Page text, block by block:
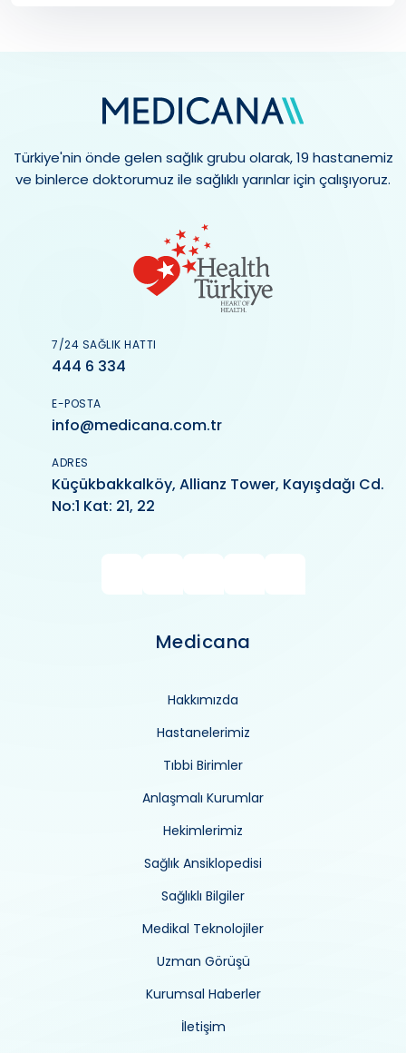
Türkiye'nin önde gelen sağlık grubu olarak, 19 hastanemiz
ve binlerce doktorumuz ile sağlıklı yarınlar için çalışıyoruz.
7/24 SAĞLIK HATTI
444 6 334
E-POSTA
info@medicana.com.tr
ADRES
Küçükbakkalköy, Allianz Tower, Kayışdağı Cd.
No:1 Kat: 21, 22
Medicana
Hakkımızda
Hastanelerimiz
Tıbbi Birimler
Anlaşmalı Kurumlar
Hekimlerimiz
Sağlık Ansiklopedisi
Sağlıklı Bilgiler
Medikal Teknolojiler
Uzman Görüşü
Kurumsal Haberler
İletişim